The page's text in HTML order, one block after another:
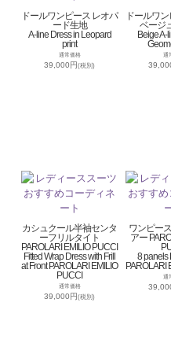
ドールワンピース レオパ
ード生地
A-line Dress in Leopard
print
通常価格
39,000円(税別)
ドールワ
ベージ
Beige A-
通
カシュクール半袖センタ
ーフリルタイト
PAROLARI EMILIO PUCCI
Fitted Wrap Dress with Frill
at Front PAROLARI EMILIO
PUCCI
通常価格
39,000円(税別)
ワンピー
アー
8 panels
PAROLARI
通